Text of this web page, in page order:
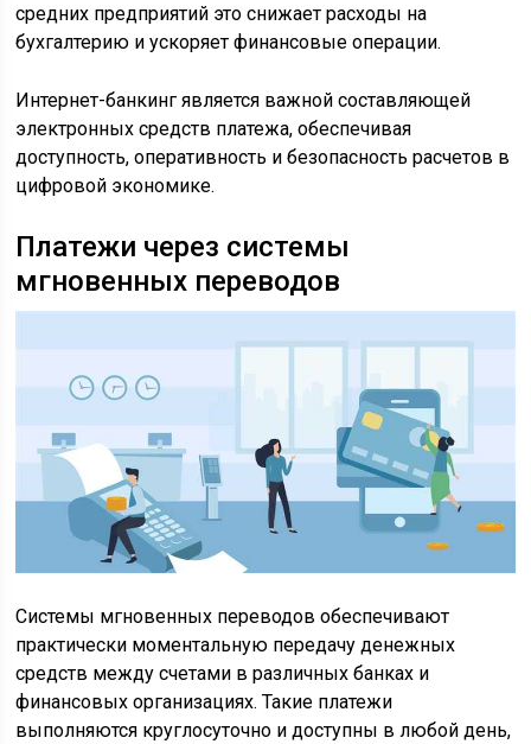
средних предприятий это снижает расходы на
бухгалтерию и ускоряет финансовые операции.
Интернет-банкинг является важной составляющей
электронных средств платежа, обеспечивая
доступность, оперативность и безопасность расчетов в
цифровой экономике.
Платежи через системы
мгновенных переводов
Системы мгновенных переводов обеспечивают
практически моментальную передачу денежных
средств между счетами в различных банках и
финансовых организациях. Такие платежи
выполняются круглосуточно и доступны в любой день,